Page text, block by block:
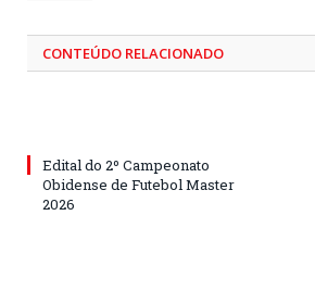
CONTEÚDO RELACIONADO
Edital do 2º Campeonato
Obidense de Futebol Master
2026